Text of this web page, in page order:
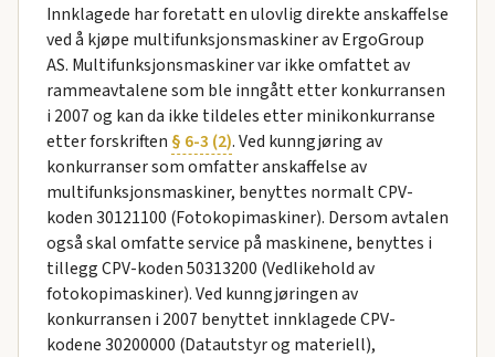
Innklagede har foretatt en ulovlig direkte anskaffelse
ved å kjøpe multifunksjonsmaskiner av ErgoGroup
AS. Multifunksjonsmaskiner var ikke omfattet av
rammeavtalene som ble inngått etter konkurransen
i 2007 og kan da ikke tildeles etter minikonkurranse
etter forskriften § 6-3 (2). Ved kunngjøring av
konkurranser som omfatter anskaffelse av
multifunksjonsmaskiner, benyttes normalt CPV-
koden 30121100 (Fotokopimaskiner). Dersom avtalen
også skal omfatte service på maskinene, benyttes i
tillegg CPV-koden 50313200 (Vedlikehold av
fotokopimaskiner). Ved kunngjøringen av
konkurransen i 2007 benyttet innklagede CPV-
kodene 30200000 (Datautstyr og materiell),